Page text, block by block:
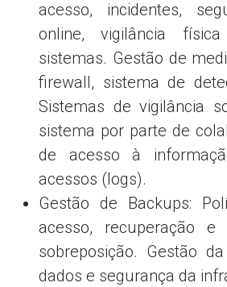
acesso, incidentes,
online, vigilância
sistemas. Gestão de
firewall, sistema de
Sistemas de vigilância
sistema por parte de
de acesso à
acessos (logs).
Gestão de Backups:
acesso, recuperação e
sobreposição. Gestão
dados e segurança da